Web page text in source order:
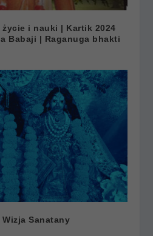
życie i nauki | Kartik 2024
Babaji | Raganuga bhakti
Sanatany